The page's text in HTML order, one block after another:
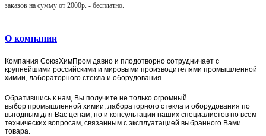
заказов на сумму от 2000р. - бесплатно.
О компании
Компания СоюзХимПром давно и плодотворно сотрудничает с
крупнейшими российскими и мировыми производителями промышленной
химии, лабораторного стекла и оборудования.
Обратившись к нам, Вы получите не только огромный
выбор промышленной химии, лабораторного стекла и оборудования по
выгодным для Вас ценам, но и консультации наших специалистов по всем
технических вопросам, связанным с эксплуатацией выбранного Вами
товара.